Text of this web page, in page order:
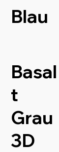
Blau
Basal
t
Grau
3D